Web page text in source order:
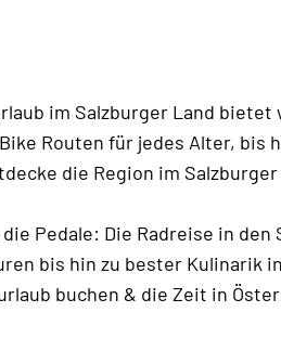
im Salzburger Land
Routen für jedes Alter,
die Region im
die Pedale: Die Radreise in
bis hin zu bester Kulinarik
buchen & die Zeit in